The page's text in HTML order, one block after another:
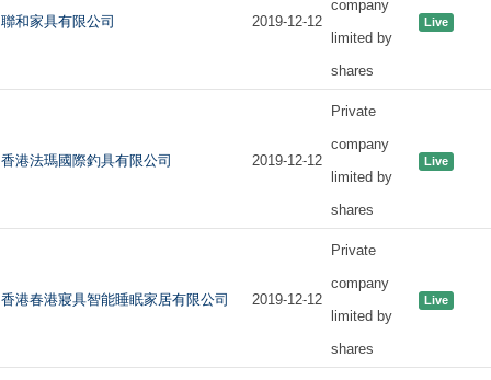
聯和家具有限公司 2019-12-12
company
limited by
shares
Live
香港法瑪國際釣具有限公司 2019-12-12
Private
company
limited by
shares
Live
香港春港寢具智能睡眠家居有限公司 2019-12-12
Private
company
limited by
shares
Live